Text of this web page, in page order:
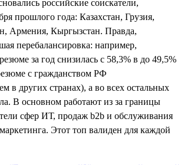
российские соискатели,
прошлого года: Казахстан, Грузия,
Армения, Кыргызстан. Правда,
перебалансировка: например,
за год снизилась с 58,3% в до 49,5%
с гражданством РФ
в других странах), а во всех остальных
В основном работают из за границы
сфер ИТ, продаж b2b и обслуживания
Этот топ валиден для каждой